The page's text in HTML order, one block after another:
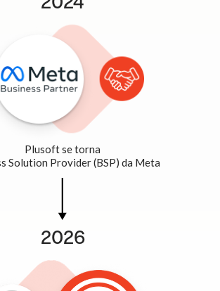
2024
Plusoft se torna
Solution Provider (BSP) da Meta
2026